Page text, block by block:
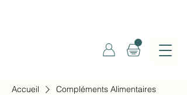
Accueil Compléments Alimentaires